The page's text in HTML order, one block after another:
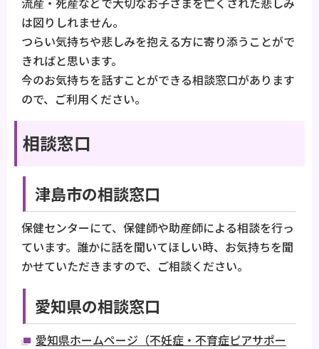
は図りしれません。
つらい気持ちや悲しみを抱える方に寄り添うことがで
きればと思います。
今のお気持ちを話すことができる相談窓口があります
ので、ご利用ください。
相談窓口
津島市の相談窓口
保健センターにて、保健師や助産師による相談を行っ
ています。誰かに話を聞いてほしい時、お気持ちを聞
かせていただきますので、ご相談ください。
愛知県の相談窓口
愛知県ホームページ（不妊症・不育症ピアサポー